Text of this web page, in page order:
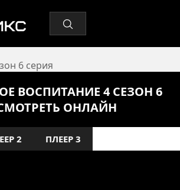
6 серия
ВОСПИТАНИЕ 4 СЕЗОН 6
ОНЛАЙН
2 ПЛЕЕР 3